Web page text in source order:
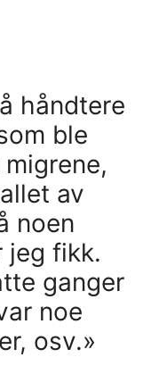
håndtere
ble
av
noen
jeg fikk.
ganger
noe
osv.»